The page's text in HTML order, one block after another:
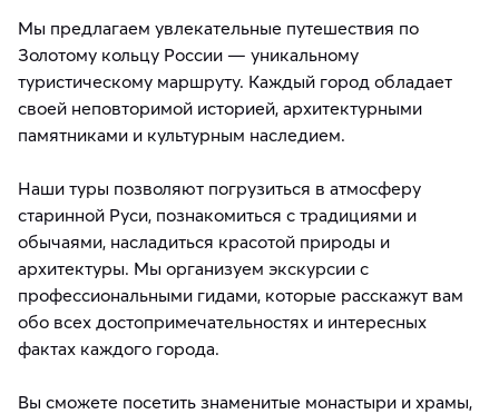
Мы предлагаем увлекательные путешествия по
Золотому кольцу России — уникальному
туристическому маршруту. Каждый город обладает
своей неповторимой историей, архитектурными
памятниками и культурным наследием.
Наши туры позволяют погрузиться в атмосферу
старинной Руси, познакомиться с традициями и
обычаями, насладиться красотой природы и
архитектуры. Мы организуем экскурсии с
профессиональными гидами, которые расскажут вам
обо всех достопримечательностях и интересных
фактах каждого города.
Вы сможете посетить знаменитые монастыри и храмы,